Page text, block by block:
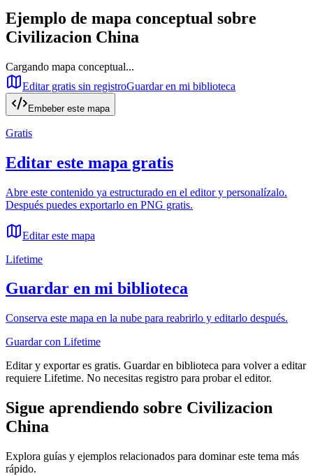
Ejemplo de mapa conceptual sobre
Civilizacion China
Cargando mapa conceptual...
Editar gratis sin registroGuardar en mi biblioteca
Embeber este mapa
Gratis
Editar este mapa gratis
Abre este contenido ya estructurado en el editor y personalízalo.
Después puedes exportarlo en PNG gratis.
Editar este mapa
Lifetime
Guardar en mi biblioteca
Conserva este mapa en la nube para reabrirlo y editarlo después.
Guardar con Lifetime
Editar y exportar es gratis. Guardar en biblioteca para volver a editar
requiere Lifetime. No necesitas registro para probar el editor.
Sigue aprendiendo sobre Civilizacion
China
Explora guías y ejemplos relacionados para dominar este tema más
rápido.